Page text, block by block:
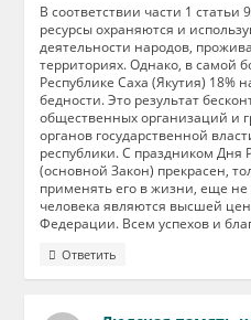
В соответствии части 1
ресурсы охраняются и
деятельности народов,
территориях. Однако, в самой
Республике Саха (Якутия) 18%
бедности. Это результат
общественных организаций и
органов государственной
республики. С праздником Дня
(основной Закон) прекрасен,
применять его в жизни, еще
человека являются высшей
Федерации. Всем успехов и
Ответить